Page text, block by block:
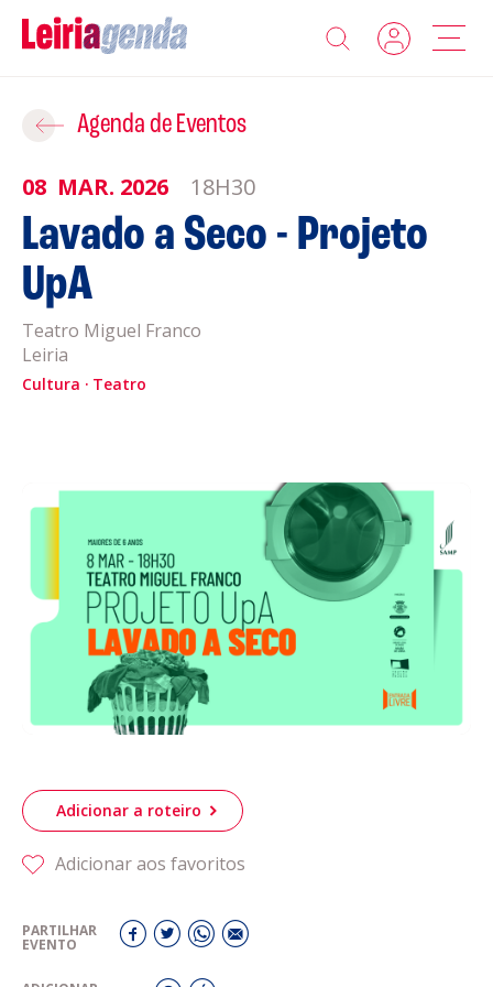
Agenda
Sobre a Leiriagenda
Promotores
Clubes Desportivos
Contactos
Acompanhe a Leiria Agenda
Agenda de Eventos
08 MAR. 2026 18H30
Lavado a Seco - Projeto
UpA
Teatro Miguel Franco
Leiria
Cultura Teatro
Adicionar a roteiro
Adicionar aos favoritos
PARTILHAR
EVENTO
Adicionar ao Roteiro
ROTEIROS EXISTENTES
CRIAR NOVO